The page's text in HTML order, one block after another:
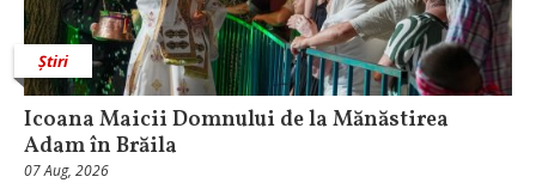
Știri
Icoana Maicii Domnului de la Mănăstirea
Adam în Brăila
07 Aug, 2026